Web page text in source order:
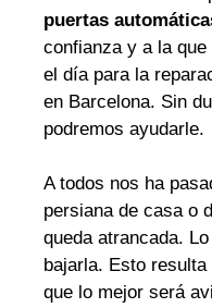
puertas
confianza y a la
el día para la
en Barcelona. Sin
podremos ayudarle.
A todos nos ha
persiana de casa o
queda atrancada.
bajarla. Esto
que lo mejor será